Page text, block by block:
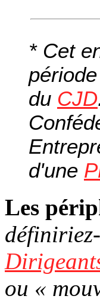
* Cet
du CJD
d'une
Les
ou «